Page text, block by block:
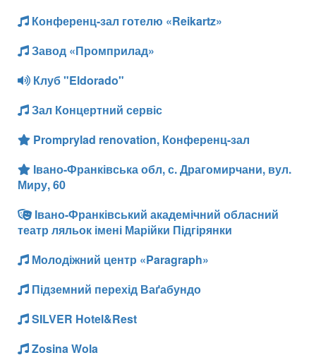
Конференц-зал готелю «Reikartz»
Завод «Промприлад»
Клуб "Eldorado"
Зал Концертний сервіс
Promprylad renovation, Конференц-зал
Івано-Франківська обл, с. Драгомирчани, вул.
Миру, 60
Івано-Франківський академічний обласний
театр ляльок імені Марійки Підгірянки
Молодіжний центр «Paragraph»
Підземний перехід Ваґабундо
SILVER Hotel&Rest
Zosina Wola